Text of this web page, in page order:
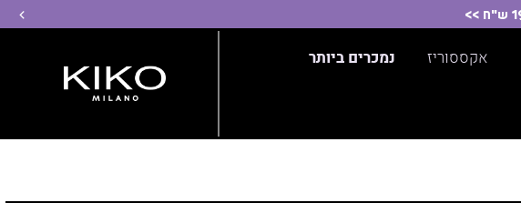
אקססוריז נמכרים ביותר